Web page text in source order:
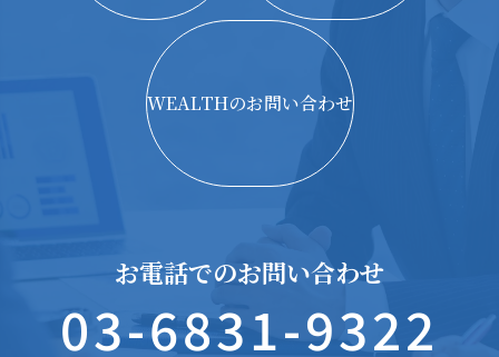
WEALTHのお問い合わせ
お電話でのお問い合わせ
03-6831-9322